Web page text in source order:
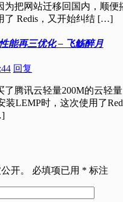
把网站迁移回国内，顺便
了 Redis，又开始纠结 […]
能再三优化 – 飞觞醉月
回复
腾讯云轻量200M的云轻
装LEMP时，这次使用了
开。 必填项已用 * 标注